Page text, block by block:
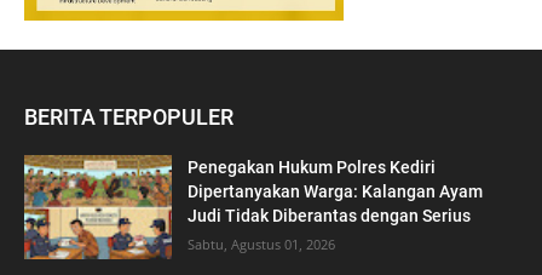
BERITA TERPOPULER
Penegakan Hukum Polres Kediri
Dipertanyakan Warga: Kalangan Ayam
Judi Tidak Diberantas dengan Serius
Sabtu, Agustus 01, 2026